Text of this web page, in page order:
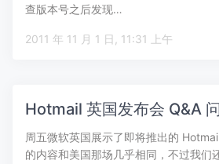
查版本号之后发现…
2011 年 11 月 1 日, 11:31 上午
Hotmail 英国发布会 Q&A
周五微软英国展示了即将推出的
的内容和美国那场几乎相同，不过我们